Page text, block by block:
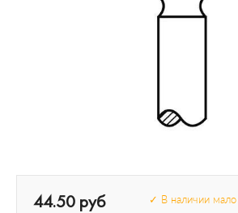
✓ В наличии мало
44.50 руб